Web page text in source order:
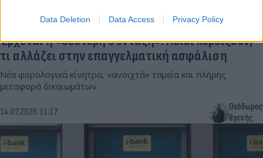
Data Deletion Data Access Privacy Policy
Έρχεται η «δεύτερη σύνταξη»: Ποιοι κερδίζουν,
τι αλλάζει στην επαγγελματική ασφάλιση
Νέα φορολογικά κίνητρα, «ανοιχτά» ταμεία και πλήρης
μεταφορά δικαιωμάτων
14.07.2026 11:17
Θεόδωρος
Βγενής